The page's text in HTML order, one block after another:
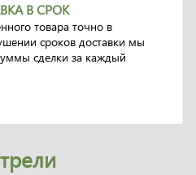
В СРОК
товара точно в
сроков доставки мы
сделки за каждый